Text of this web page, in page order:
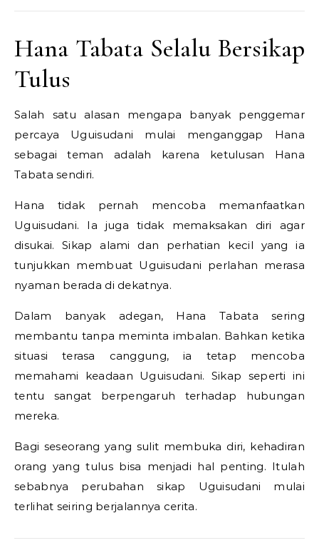
Hana Tabata Selalu Bersikap
Tulus
Salah satu alasan mengapa banyak penggemar
percaya Uguisudani mulai menganggap Hana
sebagai teman adalah karena ketulusan Hana
Tabata sendiri.
Hana tidak pernah mencoba memanfaatkan
Uguisudani. Ia juga tidak memaksakan diri agar
disukai. Sikap alami dan perhatian kecil yang ia
tunjukkan membuat Uguisudani perlahan merasa
nyaman berada di dekatnya.
Dalam banyak adegan, Hana Tabata sering
membantu tanpa meminta imbalan. Bahkan ketika
situasi terasa canggung, ia tetap mencoba
memahami keadaan Uguisudani. Sikap seperti ini
tentu sangat berpengaruh terhadap hubungan
mereka.
Bagi seseorang yang sulit membuka diri, kehadiran
orang yang tulus bisa menjadi hal penting. Itulah
sebabnya perubahan sikap Uguisudani mulai
terlihat seiring berjalannya cerita.